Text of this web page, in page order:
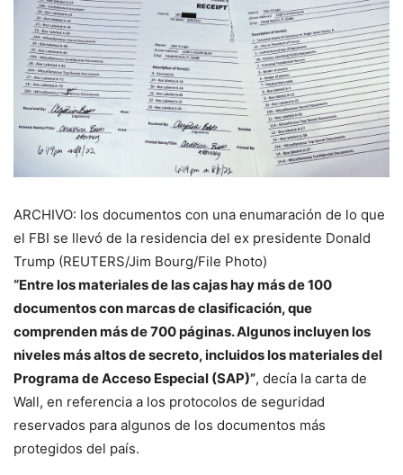
ARCHIVO: los documentos con una enumaración de lo que
el FBI se llevó de la residencia del ex presidente Donald
Trump (REUTERS/Jim Bourg/File Photo)
“Entre los materiales de las cajas hay más de 100
documentos con marcas de clasificación, que
comprenden más de 700 páginas. Algunos incluyen los
niveles más altos de secreto, incluidos los materiales del
Programa de Acceso Especial (SAP)”, decía la carta de
Wall, en referencia a los protocolos de seguridad
reservados para algunos de los documentos más
protegidos del país.